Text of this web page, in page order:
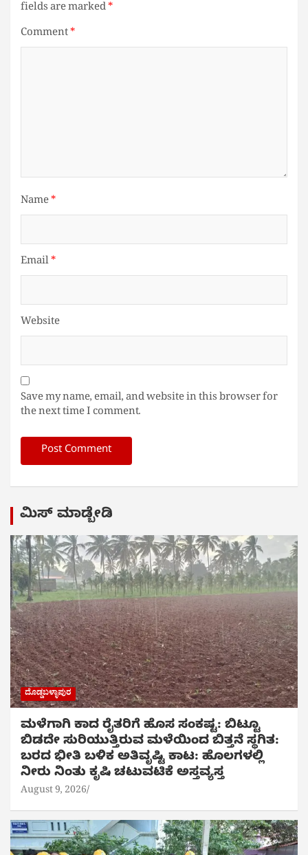
fields are marked*
Comment*
Name*
Email*
Website
Save my name, email, and website in this browser for
the next time I comment.
ಮಿಸ್ ಮಾಡ್ಬೇಡಿ
ದೊಡ್ಡಬಳ್ಳಾಪುರ
ಮಳೆಗಾಗಿ ಕಾದ ರೈತರಿಗೆ ಹೊಸ ಸಂಕಷ್ಟ: ಬಿಟ್ಟೂ
ಬಿಡದೇ ಸುರಿಯುತ್ತಿರುವ ಮಳೆಯಿಂದ ಬಿತ್ತನೆ ಸ್ಥಗಿತ:
ಬರದ ಭೀತಿ ಬಳಿಕ ಅತಿವೃಷ್ಟಿ ಕಾಟ: ಹೊಲಗಳಲ್ಲಿ
ನೀರು ನಿಂತು ಕೃಷಿ ಚಟುವಟಿಕೆ ಅಸ್ತವ್ಯಸ್ತ
August 9, 2026